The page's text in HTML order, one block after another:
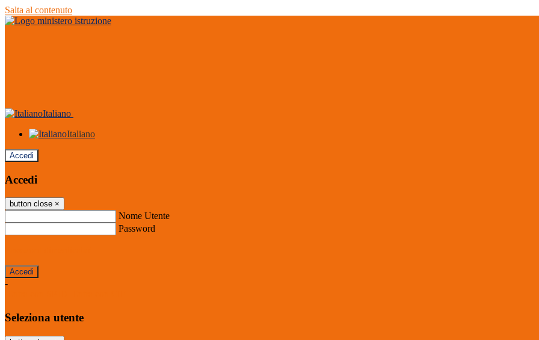
Salta al contenuto
Italiano
Italiano
Accedi
Accedi
button close ×
Nome Utente
Password
-
Seleziona utente